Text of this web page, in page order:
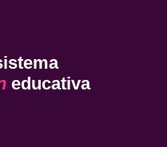
educativa